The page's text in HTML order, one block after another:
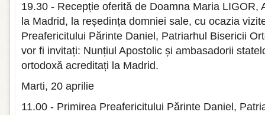
19.30 - Recepție oferită de Doamna Maria LIGOR,
la Madrid, la reședința domniei sale, cu ocazia
Preafericitului Părinte Daniel, Patriarhul Bisericii
vor fi invitați: Nunțiul Apostolic și ambasadorii
ortodoxă acreditați la Madrid.
Marti, 20 aprilie
11.00 - Primirea Preafericitului Părinte Daniel,